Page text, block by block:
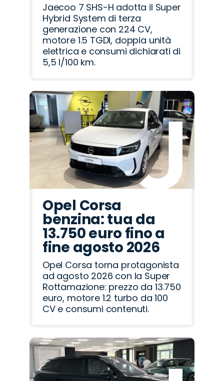
Jaecoo 7 SHS-H adotta il Super
Hybrid System di terza
generazione con 224 CV,
motore 1.5 TGDI, doppia unità
elettrica e consumi dichiarati di
5,5 l/100 km.
Opel Corsa
benzina: tua da
13.750 euro fino a
fine agosto 2026
Opel Corsa torna protagonista
ad agosto 2026 con la Super
Rottamazione: prezzo da 13.750
euro, motore 1.2 turbo da 100
CV e consumi contenuti.